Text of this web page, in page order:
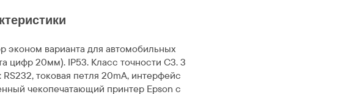
эконом варианта для автомобильных
цифр 20мм). IP53. Класс точности С3. 3
токовая петля 20mA, интерфейс
чекопечатающий принтер Epson с